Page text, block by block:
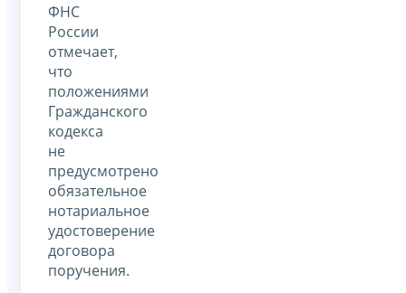
ФНС
России
отмечает,
что
положениями
Гражданского
кодекса
не
предусмотрено
обязательное
нотариальное
удостоверение
договора
поручения.